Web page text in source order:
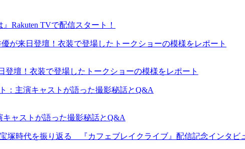
Rakuten TVで配信スタート！
登壇！衣装で登場したトークショーの模様をレポート
キャストが語った撮影秘話とQ&A